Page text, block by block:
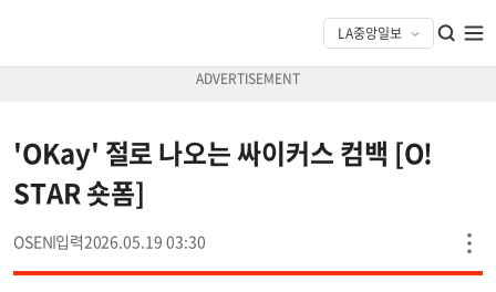
'OKay' 절로 나오는 싸이커스 컴백 [O!
STAR 숏폼]
OSEN 2026.05.19 03:30